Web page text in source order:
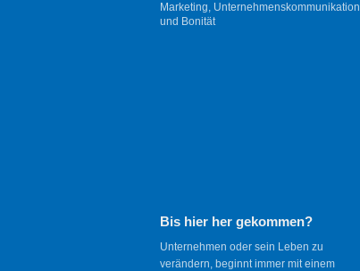
Marketing, Unternehmenskommunikation
und Bonität
Bis hier her gekommen?
Unternehmen oder sein Leben zu
verändern, beginnt immer mit einem